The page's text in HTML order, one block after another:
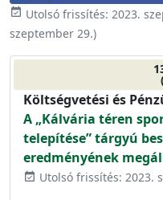
event_available Utolsó frissítés: 2023.
szeptember 29.)
Költségvetési és
A „Kálvária téren
telepítése” tárgyú
eredményének
event_available Utolsó frissítés: 2023.